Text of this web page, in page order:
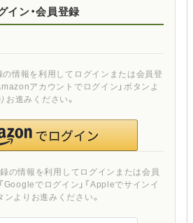
イン・会員登録
の情報を利用してログインまたは会員
Googleでログイン」「Appleでサインイ
ンよりお進みください。
情報を利用してログインまたは会員登
アカウントでログイン」ボタンよ
お進みください。